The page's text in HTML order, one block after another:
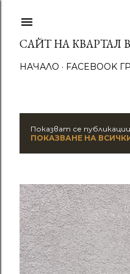
САЙТ НА КВАРТАЛ
НАЧАЛО FACEBOOK
П
б
л
и
к
Показват се
ПОКАЗВАНЕ НА